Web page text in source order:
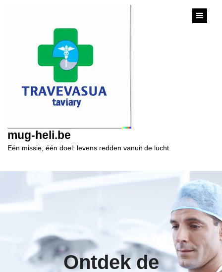
mug-heli.be
Eén missie, één doel: levens redden vanuit de lucht.
Ontdek de